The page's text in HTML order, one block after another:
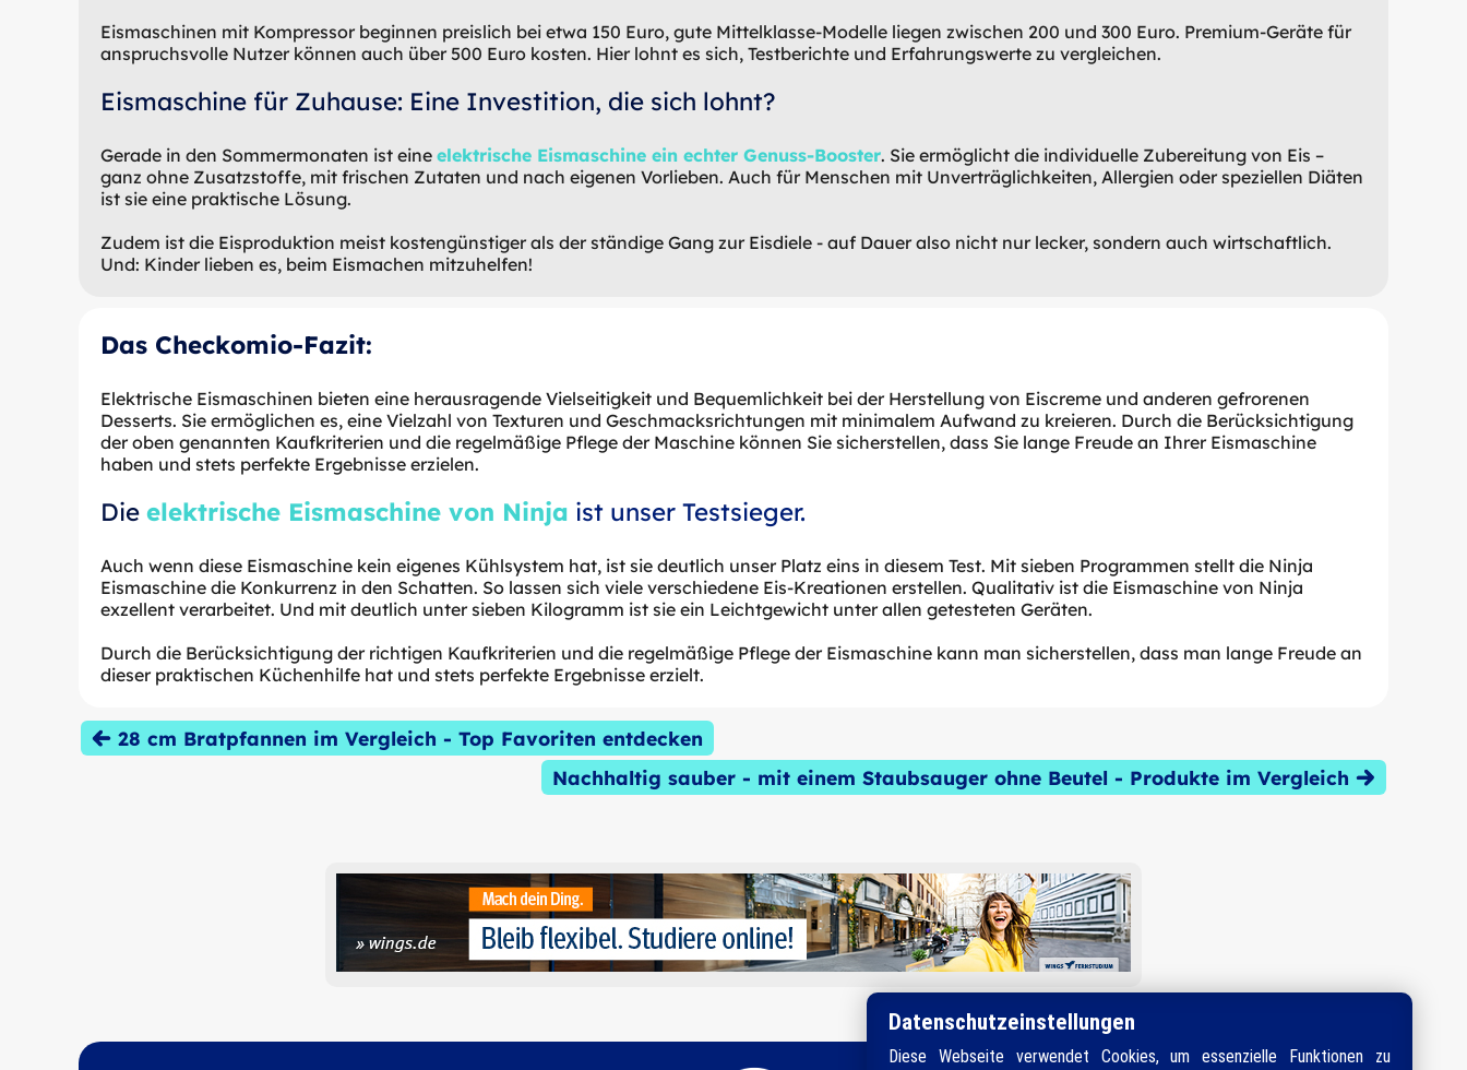
Eismaschinen mit Kompressor beginnen preislich bei etwa 150 Euro, gute Mittelklasse-Modelle liegen zwischen 200 und 300 Euro. Premium-Geräte für
anspruchsvolle Nutzer können auch über 500 Euro kosten. Hier lohnt es sich, Testberichte und Erfahrungswerte zu vergleichen.
Eismaschine für Zuhause: Eine Investition, die sich lohnt?
Gerade in den Sommermonaten ist eine elektrische Eismaschine ein echter Genuss-Booster. Sie ermöglicht die individuelle Zubereitung von Eis –
ganz ohne Zusatzstoffe, mit frischen Zutaten und nach eigenen Vorlieben. Auch für Menschen mit Unverträglichkeiten, Allergien oder speziellen Diäten
ist sie eine praktische Lösung.
Zudem ist die Eisproduktion meist kostengünstiger als der ständige Gang zur Eisdiele - auf Dauer also nicht nur lecker, sondern auch wirtschaftlich.
Und: Kinder lieben es, beim Eismachen mitzuhelfen!
Das Checkomio-Fazit:
Elektrische Eismaschinen bieten eine herausragende Vielseitigkeit und Bequemlichkeit bei der Herstellung von Eiscreme und anderen gefrorenen
Desserts. Sie ermöglichen es, eine Vielzahl von Texturen und Geschmacksrichtungen mit minimalem Aufwand zu kreieren. Durch die Berücksichtigung
der oben genannten Kaufkriterien und die regelmäßige Pflege der Maschine können Sie sicherstellen, dass Sie lange Freude an Ihrer Eismaschine
haben und stets perfekte Ergebnisse erzielen.
Die elektrische Eismaschine von Ninja ist unser Testsieger.
Auch wenn diese Eismaschine kein eigenes Kühlsystem hat, ist sie deutlich unser Platz eins in diesem Test. Mit sieben Programmen stellt die Ninja
Eismaschine die Konkurrenz in den Schatten. So lassen sich viele verschiedene Eis-Kreationen erstellen. Qualitativ ist die Eismaschine von Ninja
exzellent verarbeitet. Und mit deutlich unter sieben Kilogramm ist sie ein Leichtgewicht unter allen getesteten Geräten.
Durch die Berücksichtigung der richtigen Kaufkriterien und die regelmäßige Pflege der Eismaschine kann man sicherstellen, dass man lange Freude an
dieser praktischen Küchenhilfe hat und stets perfekte Ergebnisse erzielt.
28 cm Bratpfannen im Vergleich - Top Favoriten entdecken
Nachhaltig sauber - mit einem Staubsauger ohne Beutel - Produkte im Vergleich
Datenschutzeinstellungen
Diese Webseite verwendet Cookies, um essenzielle Funktionen zu